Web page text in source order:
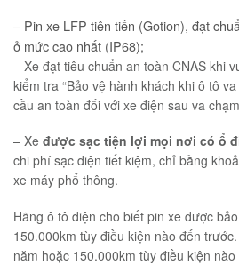
– Pin xe LFP tiên tiến (Gotion), đạt
ở mức cao nhất (IP68);
– Xe đạt tiêu chuẩn an toàn CNAS khi
kiểm tra “Bảo vệ hành khách khi ô tô
cầu an toàn đối với xe điện sau va
– Xe được sạc tiện lợi mọi nơi có ổ
chi phí sạc điện tiết kiệm, chỉ bằng
xe máy phổ thông.
Hãng ô tô điện cho biết pin xe được
150.000km tùy điều kiện nào đến
năm hoặc 150.000km tùy điều kiện